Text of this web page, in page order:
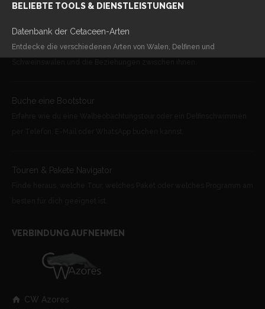
BELIEBTE TOOLS & DIENSTLEISTUNGEN
Datenbank der Cetaceen-Arten
Entdecke die verschiedenen Arten von Walen, Delfinen und
Buche eine Bootstour
Touren & Pakete Navigator
VERBINDUNG AUFNEHMEN
CW Azores